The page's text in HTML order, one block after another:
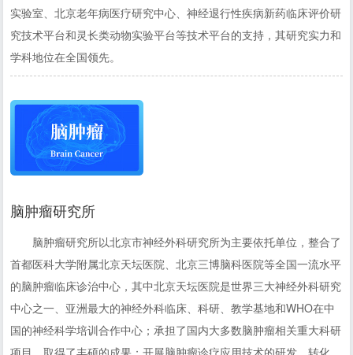
实验室、北京老年病医疗研究中心、神经退行性疾病新药临床评价研
究技术平台和灵长类动物实验平台等技术平台的支持，其研究实力和
学科地位在全国领先。
脑肿瘤研究所
脑肿瘤研究所以北京市神经外科研究所为主要依托单位，整合了
首都医科大学附属北京天坛医院、北京三博脑科医院等全国一流水平
的脑肿瘤临床诊治中心，其中北京天坛医院是世界三大神经外科研究
中心之一、亚洲最大的神经外科临床、科研、教学基地和WHO在中
国的神经科学培训合作中心；承担了国内大多数脑肿瘤相关重大科研
项目，取得了丰硕的成果；开展脑肿瘤诊疗应用技术的研发、转化、